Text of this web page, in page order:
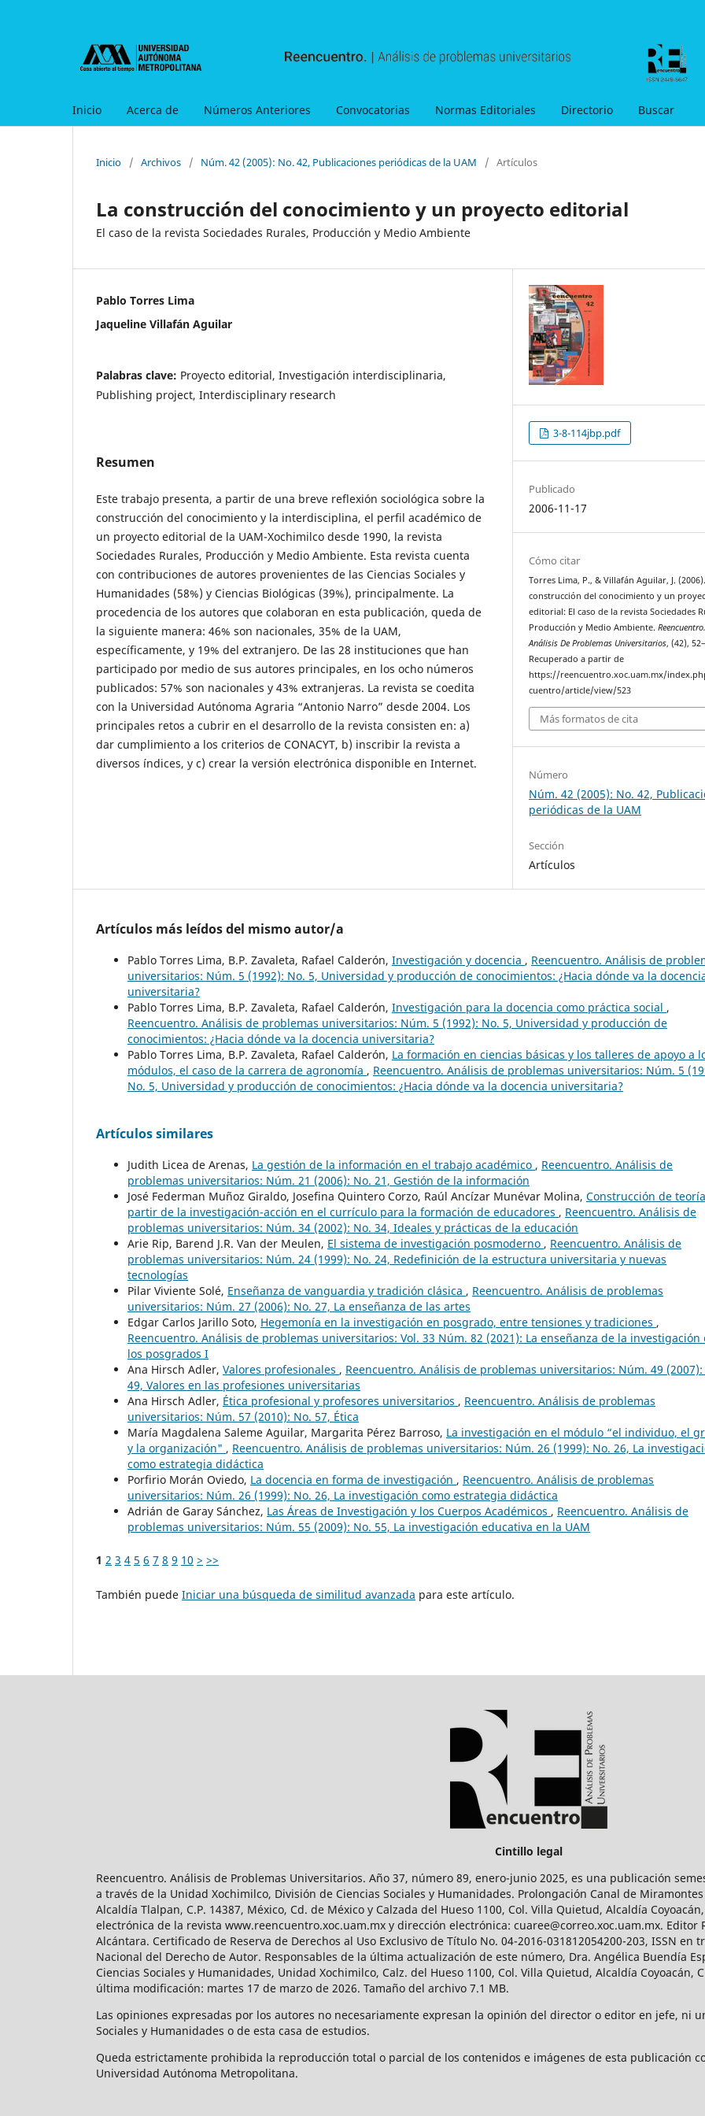
Inicio Acerca de Números Anteriores Convocatorias Normas Editoriales Directorio Buscar
Inicio / Archivos / Núm. 42 (2005): No. 42, Publicaciones periódicas de la UAM / Artículos
La construcción del conocimiento y un proyecto editorial
El caso de la revista Sociedades Rurales, Producción y Medio Ambiente
Pablo Torres Lima
Jaqueline Villafán Aguilar
Palabras clave: Proyecto editorial, Investigación interdisciplinaria,
Publishing project, Interdisciplinary research
Resumen
Este trabajo presenta, a partir de una breve reflexión sociológica sobre la
construcción del conocimiento y la interdisciplina, el perfil académico de
un proyecto editorial de la UAM-Xochimilco desde 1990, la revista
Sociedades Rurales, Producción y Medio Ambiente. Esta revista cuenta
con contribuciones de autores provenientes de las Ciencias Sociales y
Humanidades (58%) y Ciencias Biológicas (39%), principalmente. La
procedencia de los autores que colaboran en esta publicación, queda de
la siguiente manera: 46% son nacionales, 35% de la UAM,
específicamente, y 19% del extranjero. De las 28 instituciones que han
participado por medio de sus autores principales, en los ocho números
publicados: 57% son nacionales y 43% extranjeras. La revista se coedita
con la Universidad Autónoma Agraria “Antonio Narro” desde 2004. Los
principales retos a cubrir en el desarrollo de la revista consisten en: a)
dar cumplimiento a los criterios de CONACYT, b) inscribir la revista a
diversos índices, y c) crear la versión electrónica disponible en Internet.
3-8-114jbp.pdf
Publicado
2006-11-17
Cómo citar
Torres Lima, P., & Villafán Aguilar, J.
construcción del conocimiento y un
editorial: El caso de la revista Sociedades
Producción y Medio Ambiente.Reencuentro.
Análisis De Problemas Universitarios, (42),
Recuperado a partir de
https://reencuentro.xoc.uam.mx/
cuentro/article/view/523
Más formatos de cita
Número
Núm. 42 (2005): No. 42,
periódicas de la UAM
Sección
Artículos
Artículos más leídos del mismo autor/a
Pablo Torres Lima, B.P. Zavaleta, Rafael Calderón, Investigación y docencia , Reencuentro. Análisis de
universitarios: Núm. 5 (1992): No. 5, Universidad y producción de conocimientos: ¿Hacia dónde va la
universitaria?
Pablo Torres Lima, B.P. Zavaleta, Rafael Calderón, Investigación para la docencia como práctica social ,
Reencuentro. Análisis de problemas universitarios: Núm. 5 (1992): No. 5, Universidad y producción de
conocimientos: ¿Hacia dónde va la docencia universitaria?
Pablo Torres Lima, B.P. Zavaleta, Rafael Calderón, La formación en ciencias básicas y los talleres de apoyo a
módulos, el caso de la carrera de agronomía , Reencuentro. Análisis de problemas universitarios: Núm. 5
No. 5, Universidad y producción de conocimientos: ¿Hacia dónde va la docencia universitaria?
Artículos similares
Judith Licea de Arenas, La gestión de la información en el trabajo académico , Reencuentro. Análisis de
problemas universitarios: Núm. 21 (2006): No. 21, Gestión de la información
José Federman Muñoz Giraldo, Josefina Quintero Corzo, Raúl Ancízar Munévar Molina, Construcción de
partir de la investigación-acción en el currículo para la formación de educadores , Reencuentro. Análisis de
problemas universitarios: Núm. 34 (2002): No. 34, Ideales y prácticas de la educación
Arie Rip, Barend J.R. Van der Meulen, El sistema de investigación posmoderno , Reencuentro. Análisis de
problemas universitarios: Núm. 24 (1999): No. 24, Redefinición de la estructura universitaria y nuevas
tecnologías
Pilar Viviente Solé, Enseñanza de vanguardia y tradición clásica , Reencuentro. Análisis de problemas
universitarios: Núm. 27 (2006): No. 27, La enseñanza de las artes
Edgar Carlos Jarillo Soto, Hegemonía en la investigación en posgrado, entre tensiones y tradiciones ,
Reencuentro. Análisis de problemas universitarios: Vol. 33 Núm. 82 (2021): La enseñanza de la investigación
los posgrados I
Ana Hirsch Adler, Valores profesionales , Reencuentro. Análisis de problemas universitarios: Núm. 49 (2007):
49, Valores en las profesiones universitarias
Ana Hirsch Adler, Ética profesional y profesores universitarios , Reencuentro. Análisis de problemas
universitarios: Núm. 57 (2010): No. 57, Ética
María Magdalena Saleme Aguilar, Margarita Pérez Barroso, La investigación en el módulo “el individuo, el
y la organización" , Reencuentro. Análisis de problemas universitarios: Núm. 26 (1999): No. 26, La
como estrategia didáctica
Porfirio Morán Oviedo, La docencia en forma de investigación , Reencuentro. Análisis de problemas
universitarios: Núm. 26 (1999): No. 26, La investigación como estrategia didáctica
Adrián de Garay Sánchez, Las Áreas de Investigación y los Cuerpos Académicos , Reencuentro. Análisis de
problemas universitarios: Núm. 55 (2009): No. 55, La investigación educativa en la UAM
1 2 3 4 5 6 7 8 9 10 > >>
También puede Iniciar una búsqueda de similitud avanzada para este artículo.
Cintillo legal
Reencuentro. Análisis de Problemas Universitarios. Año 37, número 89, enero-junio 2025, es una publicación
a través de la Unidad Xochimilco, División de Ciencias Sociales y Humanidades. Prolongación Canal de Miramontes
Alcaldía Tlalpan, C.P. 14387, México, Cd. de México y Calzada del Hueso 1100, Col. Villa Quietud, Alcaldía
electrónica de la revista www.reencuentro.xoc.uam.mx y dirección electrónica: cuaree@correo.xoc.uam.mx. Editor
Alcántara. Certificado de Reserva de Derechos al Uso Exclusivo de Título No. 04-2016-031812054200-203, ISSN
Nacional del Derecho de Autor. Responsables de la última actualización de este número, Dra. Angélica Buendía
Ciencias Sociales y Humanidades, Unidad Xochimilco, Calz. del Hueso 1100, Col. Villa Quietud, Alcaldía Coyoacán,
última modificación: martes 17 de marzo de 2026. Tamaño del archivo 7.1 MB.
Las opiniones expresadas por los autores no necesariamente expresan la opinión del director o editor en jefe, ni
Sociales y Humanidades o de esta casa de estudios.
Queda estrictamente prohibida la reproducción total o parcial de los contenidos e imágenes de esta publicación
Universidad Autónoma Metropolitana.